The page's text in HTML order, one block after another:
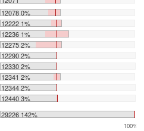
12078 0%
12222 1%
12236 1%
12275 2%
12290 2%
12330 2%
12341 2%
12344 2%
12440 3%
29226 142%
100%